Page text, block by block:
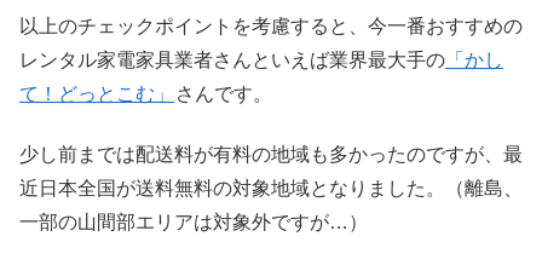
以上のチェックポイントを考慮すると、今一番おすすめの
レンタル家電家具業者さんといえば業界最大手の 「かし
て！どっとこむ」
さんです。
少し前までは配送料が有料の地域も多かったのですが、最
近日本全国が送料無料の対象地域となりました。（離島、
一部の山間部エリアは対象外ですが…）